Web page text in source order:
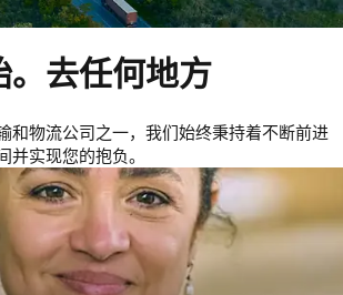
。去任何地方
和物流公司之一，我们始终秉持着不断前进
并实现您的抱负。